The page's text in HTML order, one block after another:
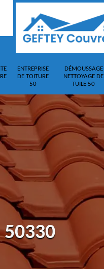
ENTREPRISE
DE TOITURE
50
DÉMOUSSAGE
NETTOYAGE DE
TUILE 50